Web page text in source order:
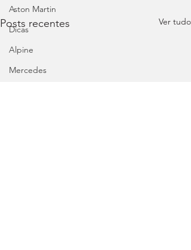
Aston Martin
Dicas
Alpine
Mercedes
Posts recentes Ver tudo